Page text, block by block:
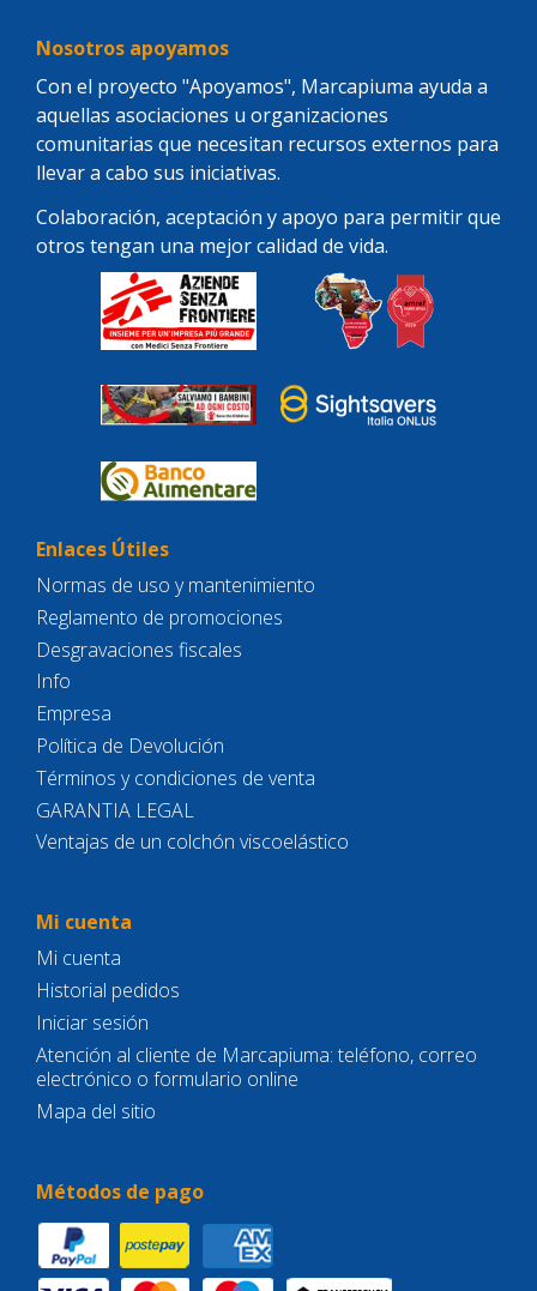
Nosotros apoyamos
Con el proyecto "Apoyamos", Marcapiuma ayuda a
aquellas asociaciones u organizaciones
comunitarias que necesitan recursos externos para
llevar a cabo sus iniciativas.
Colaboración, aceptación y apoyo para permitir que
otros tengan una mejor calidad de vida.
Enlaces Útiles
Normas de uso y mantenimiento
Reglamento de promociones
Desgravaciones fiscales
Info
Empresa
Política de Devolución
Términos y condiciones de venta
GARANTIA LEGAL
Ventajas de un colchón viscoelástico
Mi cuenta
Mi cuenta
Historial pedidos
Iniciar sesión
Atención al cliente de Marcapiuma: teléfono, correo
electrónico o formulario online
Mapa del sitio
Métodos de pago